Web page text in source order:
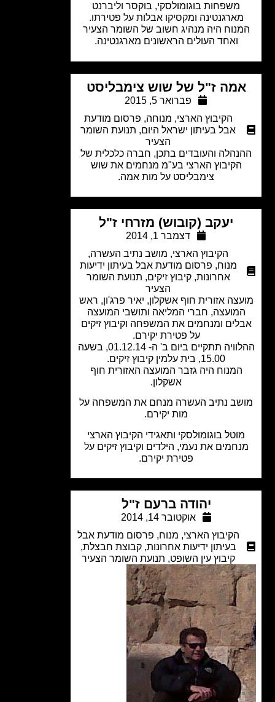
משפחות בוגומולסקי, בוקסר וליברנט
מארגנטינה ומקסיקו אבלות על פטירתו.
היה מנהיג חשוב של השומר הצעיר
ואחד העולים הראשונים מארגנטינה.
ז"ל של שוש צימבליסט
פברואר 5, 2015
הקיבוץ הארצי, מנוחה, פרסום מודעת
אבל בעיתון ישראל היום,תנועת השומר
והעובדים בתכן, חברה כלכלית של
הקיבוץ הארצי בע"מ מנחמים את שוש
צימבליסט על מות אמה.
יעקב (קובוש) מזרחי ז"ל
דצמבר 1, 2014
הקיבוץ הארצי, מושב נתיב העשרה ,
מנוח,
פרסום מודעת אבל בעיתון ידיעות
אחרונות,קיבוץ זיקים,תנועת השומר
אזורית חוף אשקלון, יאיר פרג'ון, ראש
חברי המליאה ותושבי המועצה
ומנחמים את המשפחה וקיבוץ זיקים
על פטירת יקירם.
ההלוויה תתקיים ביום ב' ה- 01.12.14, בשעה
המנוח היה גזבר המועצה האזורית חוף
נתיב העשרה מנחם את המשפחה על
מות יקירם.
בוגומולסקי ותאגידי הקיבוץ הארצי
את נעמי, הילדים וקיבוץ זיקים על
פטירת יקירם.
יהודה ברעם ז"ל
אוקטובר 14, 2014
הקיבוץ הארצי, מנוח,פרסום מודעת אבל
בעיתון ידיעות אחרונות,קבוצת חבצלת ,
קיבוץ עין השופט,תנועת השומר הצעיר